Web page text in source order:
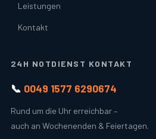
Leistungen
Kontakt
24H NOTDIENST KONTAKT
📞 0049 1577 6290674
Rund um die Uhr erreichbar –
auch an Wochenenden & Feiertagen.